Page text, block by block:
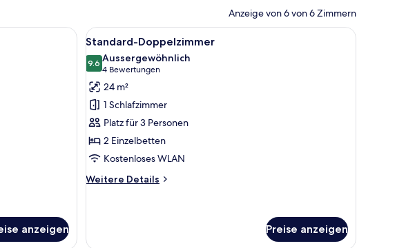
Anzeige von 6 von 6 Zimmern
Schlafzimmer mit Holzbalkendecke, einem großen Bett mit orangefarbener Bettwäsche, einem
anzeigen
Alle
Fotos
für
Standard-
Doppelzimmer
anzeigen
Ein Schlafzimmer mit einem Holzkopfende,
4
Standard-Doppelzimmer
9.69.6 von 10
Aussergewöhnlich
4 Bewertungen
(4
Bewertungen)
24 m²
1 Schlafzimmer
Platz für 3 Personen
2 Einzelbetten
Kostenloses WLAN
Weitere Details
Weitere
Preise anzeigen